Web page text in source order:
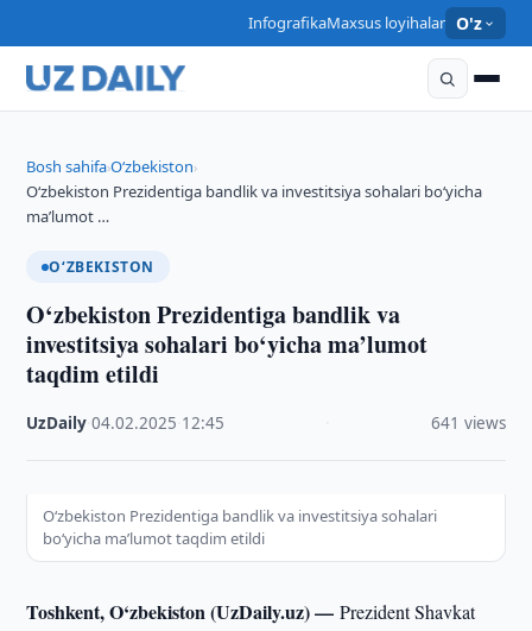
InfografikaMaxsus loyihalar O'z
Bosh sahifa›O‘zbekiston›
O‘zbekiston Prezidentiga bandlik va investitsiya sohalari bo‘yicha
ma’lumot …
O‘ZBEKISTON
O‘zbekiston Prezidentiga bandlik va
investitsiya sohalari bo‘yicha ma’lumot
taqdim etildi
UzDaily ·04.02.2025 12:45 641 views
O‘zbekiston Prezidentiga bandlik va investitsiya sohalari
bo‘yicha ma’lumot taqdim etildi
Toshkent, O‘zbekiston (UzDaily.uz) —Prezident Shavkat